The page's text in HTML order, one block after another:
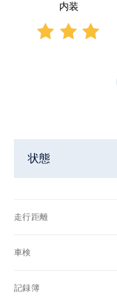
内装
状態
走行距離
車検
記録簿